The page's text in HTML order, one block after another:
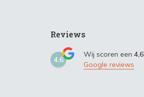
Reviews
4,6
Wij scoren een 4,6
Google reviews